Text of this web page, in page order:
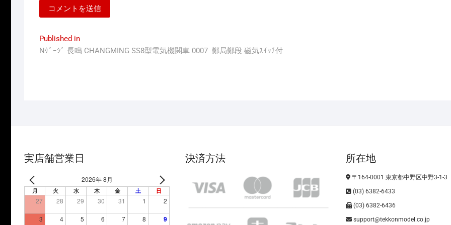
投
稿
ョ
Published in
Nｹﾞｰｼﾞ 長鳴 CHANGMING SS8型電気機関車 0007 鄭局鄭段 磁気ｽｲｯﾁ付
実店舗営業日
2026年 8月
月 火 水 木 金 土 日
27 28 29 30 31 1 2
3 4 5 6 7 8 9
決済方法 所在地
〒164-0001 東京都中野区中野3-1-3
(03) 6382-6433
(03) 6382-6436
support@tekkonmodel.co.jp